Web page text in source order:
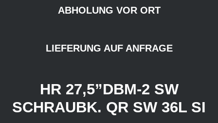
ABHOLUNG VOR ORT
LIEFERUNG AUF ANFRAGE
HR 27,5”DBM-2 SW
SCHRAUBK. QR SW 36L SI